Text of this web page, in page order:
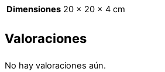
Dimensiones 20 × 20 × 4 cm
Valoraciones
No hay valoraciones aún.